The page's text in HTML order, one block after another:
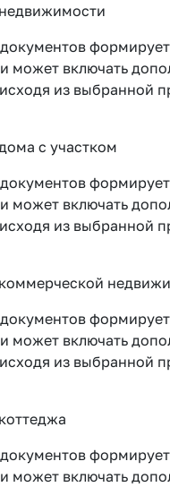
может включать
из выбранной
с участком
может включать
из выбранной
может включать
из выбранной
может включать